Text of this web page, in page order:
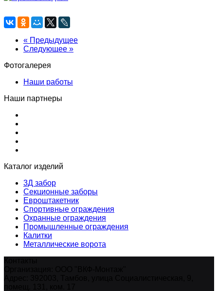
« Предыдущее
Следующее »
Фотогалерея
Наши работы
Наши партнеры
Каталог изделий
3Д забор
Секционные заборы
Евроштакетник
Спортивные ограждения
Охранные ограждения
Промышленные ограждения
Калитки
Металлические ворота